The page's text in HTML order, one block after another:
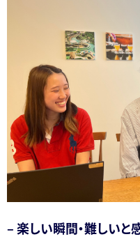
– 楽しい瞬間・難しいと